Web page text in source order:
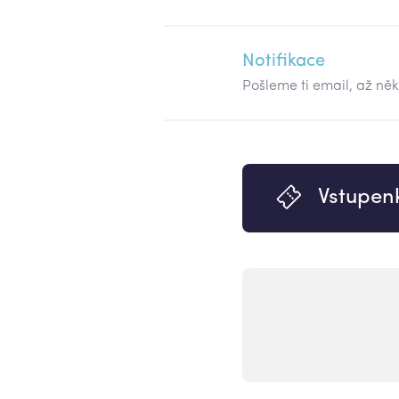
Notifikace
Pošleme ti email, až